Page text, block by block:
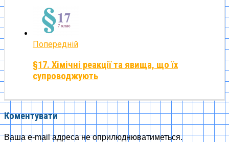
Попередній
§17. Хімічні реакції та явища, що їх
супроводжують
Коментувати
Ваша e-mail адреса не оприлюднюватиметься.